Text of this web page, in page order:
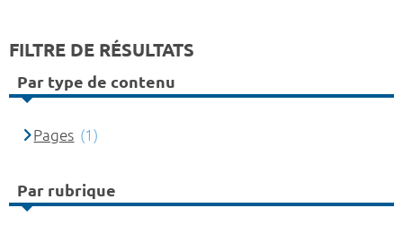
FILTRE DE RÉSULTATS
Par type de contenu
Pages (1)
Par rubrique